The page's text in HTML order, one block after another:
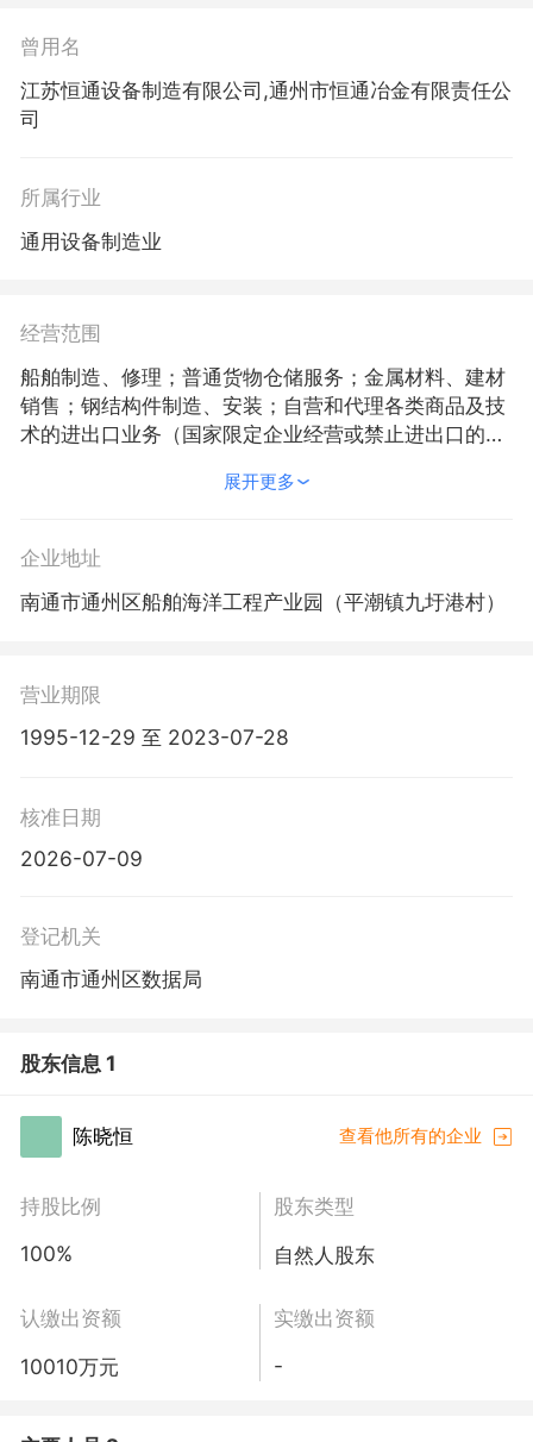
曾用名
江苏恒通设备制造有限公司,通州市恒通冶金有限责任公
司
所属行业
通用设备制造业
经营范围
船舶制造、修理；普通货物仓储服务；金属材料、建材
销售；钢结构件制造、安装；自营和代理各类商品及技
术的进出口业务（国家限定企业经营或禁止进出口的商
批准后方可开展经营活动）
展开更多
企业地址
南通市通州区船舶海洋工程产业园（平潮镇九圩港村）
营业期限
1995-12-29 至 2023-07-28
核准日期
2026-07-09
登记机关
南通市通州区数据局
股东信息 1
陈晓恒 查看他所有的企业
持股比例
100%
股东类型
自然人股东
认缴出资额
10010万元
实缴出资额
-